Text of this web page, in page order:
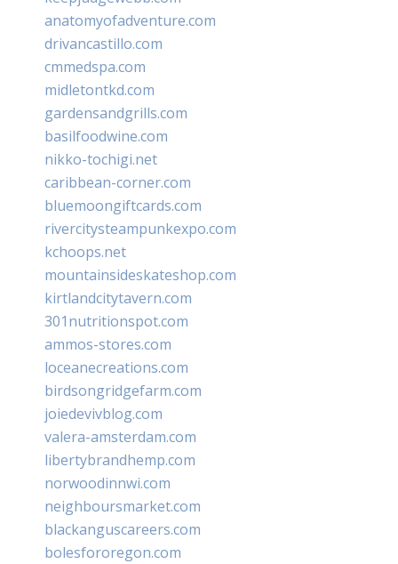
anatomyofadventure.com
drivancastillo.com
cmmedspa.com
midletontkd.com
gardensandgrills.com
basilfoodwine.com
nikko-tochigi.net
caribbean-corner.com
bluemoongiftcards.com
rivercitysteampunkexpo.com
kchoops.net
mountainsideskateshop.com
kirtlandcitytavern.com
301nutritionspot.com
ammos-stores.com
loceanecreations.com
birdsongridgefarm.com
joiedevivblog.com
valera-amsterdam.com
libertybrandhemp.com
norwoodinnwi.com
neighboursmarket.com
blackanguscareers.com
bolesfororegon.com